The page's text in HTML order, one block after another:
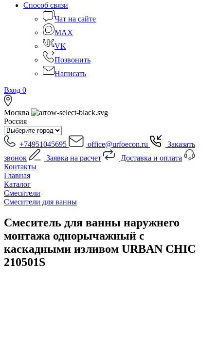
Способ связи
Чат на сайте
MAX
VK
Позвонить
Написать
Вход 0
Москва
Россия
+74951045695 office@urfoecon.ru
Заказать
звонок
Заявка на расчет
Доставка и оплата
Контакты
Главная
Каталог
Смесители
Смесители для ванны
Смеситель для ванны наружнего
монтажа однорычажный с
каскадными изливом URBAN CHIC
210501S